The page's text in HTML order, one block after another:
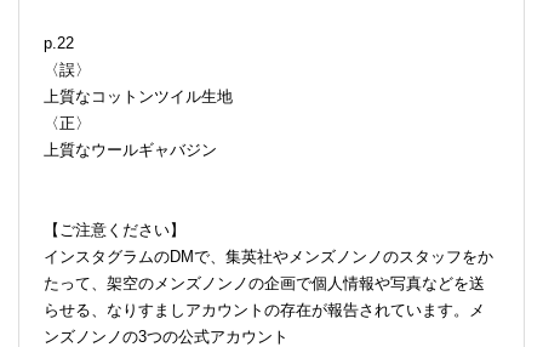
p.22
〈誤〉
上質なコットンツイル生地
〈正〉
上質なウールギャバジン
【ご注意ください】
インスタグラムのDMで、集英社やメンズノンノのスタッフをか
たって、架空のメンズノンノの企画で個人情報や写真などを送
らせる、なりすましアカウントの存在が報告されています。メ
ンズノンノの3つの公式アカウント